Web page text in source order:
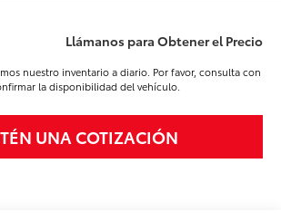
Llámanos para Obtener el Precio
nuestro inventario a diario. Por favor, consulta con
la disponibilidad del vehículo.
UNA COTIZACIÓN